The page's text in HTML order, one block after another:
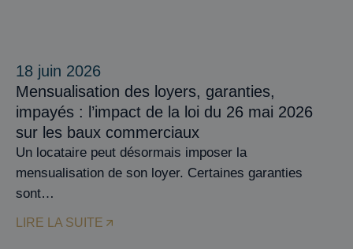
18 juin 2026
Mensualisation des loyers, garanties,
impayés : l’impact de la loi du 26 mai 2026
sur les baux commerciaux
Un locataire peut désormais imposer la
mensualisation de son loyer. Certaines garanties
sont…
LIRE LA SUITE